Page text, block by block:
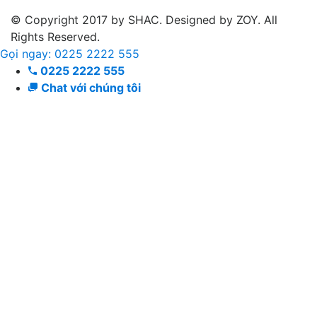
© Copyright 2017 by SHAC. Designed by ZOY. All
Rights Reserved.
Gọi ngay: 0225 2222 555
0225 2222 555
Chat với chúng tôi